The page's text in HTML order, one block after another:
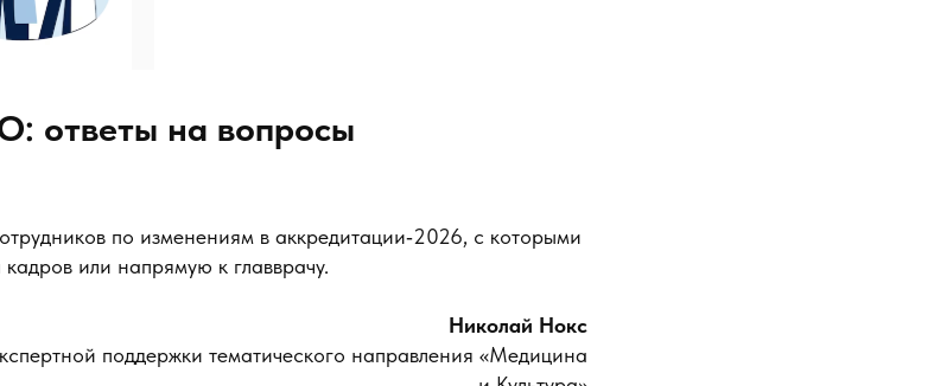
ответы на вопросы
по изменениям в аккредитации‑2026, с которыми
или напрямую к главврачу.
Николай Нокс
поддержки тематического направления «Медицина